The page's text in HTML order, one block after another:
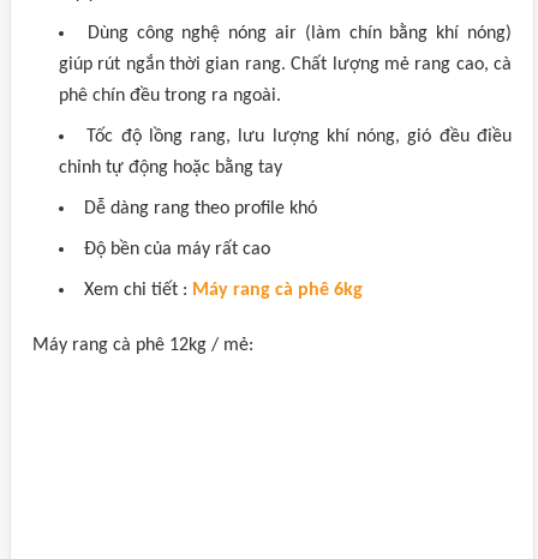
Dùng công nghệ nóng air (làm chín bằng khí nóng)
giúp rút ngắn thời gian rang. Chất lượng mẻ rang cao, cà
phê chín đều trong ra ngoài.
Tốc độ lồng rang, lưu lượng khí nóng, gió đều điều
chỉnh tự động hoặc bằng tay
Dễ dàng rang theo profile khó
Độ bền của máy rất cao
Xem chi tiết : Máy rang cà phê 6kg
Máy rang cà phê 12kg / mẻ: